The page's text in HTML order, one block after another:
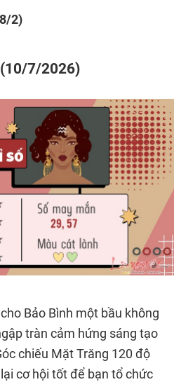
2)
7/2026)
Bảo Bình một bầu không
tràn cảm hứng sáng tạo
chiếu Mặt Trăng 120 độ
cơ hội tốt để bạn tổ chức